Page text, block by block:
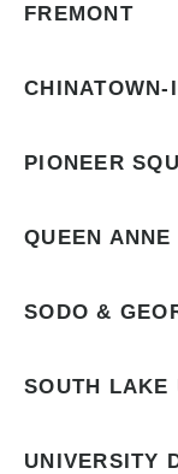
FREMONT
PIONEER
QUEEN ANNE
SODO &
SOUTH LAKE
UNIVERSITY